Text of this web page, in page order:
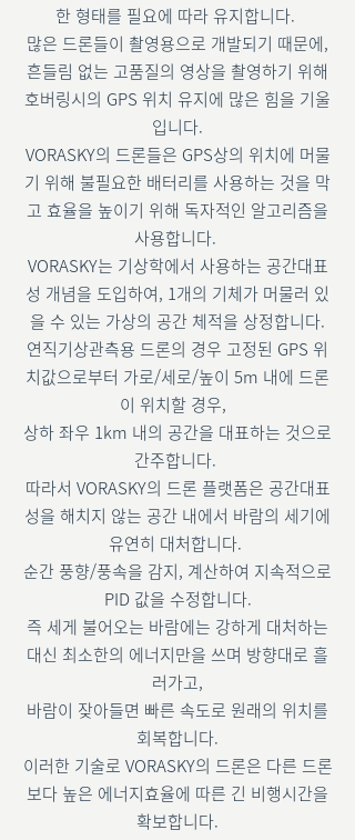
한 형태를 필요에 따라 유지합니다.
많은 드론들이 촬영용으로 개발되기 때문에,
흔들림 없는 고품질의 영상을 촬영하기 위해
호버링시의 GPS 위치 유지에 많은 힘을 기울
입니다.
VORASKY의 드론들은 GPS상의 위치에 머물
기 위해 불필요한 배터리를 사용하는 것을 막
고 효율을 높이기 위해 독자적인 알고리즘을
사용합니다.
VORASKY는 기상학에서 사용하는 공간대표
성 개념을 도입하여, 1개의 기체가 머물러 있
을 수 있는 가상의 공간 체적을 상정합니다.
연직기상관측용 드론의 경우 고정된 GPS 위
치값으로부터 가로/세로/높이 5m 내에 드론
이 위치할 경우,
상하 좌우 1km 내의 공간을 대표하는 것으로
간주합니다.
따라서 VORASKY의 드론 플랫폼은 공간대표
성을 해치지 않는 공간 내에서 바람의 세기에
유연히 대처합니다.
순간 풍향/풍속을 감지, 계산하여 지속적으로
PID 값을 수정합니다.
즉 세게 불어오는 바람에는 강하게 대처하는
대신 최소한의 에너지만을 쓰며 방향대로 흘
러가고,
바람이 잦아들면 빠른 속도로 원래의 위치를
회복합니다.
이러한 기술로 VORASKY의 드론은 다른 드론
보다 높은 에너지효율에 따른 긴 비행시간을
확보합니다.